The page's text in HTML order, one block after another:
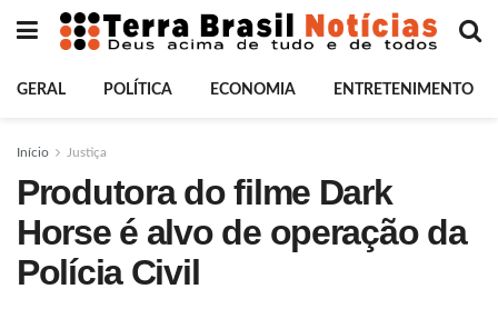
GERAL POLÍTICA ECONOMIA ENTRETENIMENTO
Início Justiça
Produtora do filme Dark
Horse é alvo de operação da
Polícia Civil